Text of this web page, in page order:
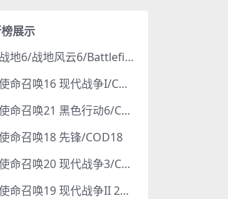
展示
战地6/战地风云6/Battlefield 6
使命召唤16 现代战争I/COD16
使命召唤21 黑色行动6/COD21
命召唤18 先锋/COD18
使命召唤20 现代战争3/COD20
使命召唤19 现代战争II 2022/COD19